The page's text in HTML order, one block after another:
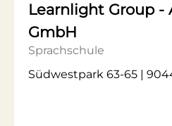
Learnlight Group -
GmbH
Sprachschule
Südwestpark 63-65 |